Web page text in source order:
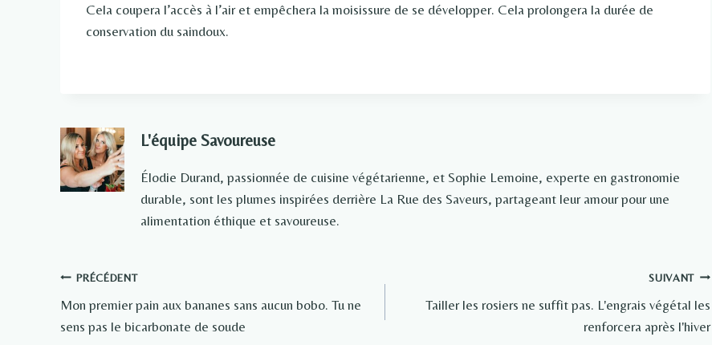
Cela coupera l’accès à l’air et empêchera la moisissure de se développer. Cela prolongera la durée de
conservation du saindoux.
L'équipe Savoureuse
Élodie Durand, passionnée de cuisine végétarienne, et Sophie Lemoine, experte en gastronomie
durable, sont les plumes inspirées derrière La Rue des Saveurs, partageant leur amour pour une
alimentation éthique et savoureuse.
Navigation
de
PRÉCÉDENT
Mon premier pain aux bananes sans aucun bobo. Tu ne
sens pas le bicarbonate de soude
SUIVANT
Tailler les rosiers ne suffit pas. L'engrais végétal les
renforcera après l'hiver